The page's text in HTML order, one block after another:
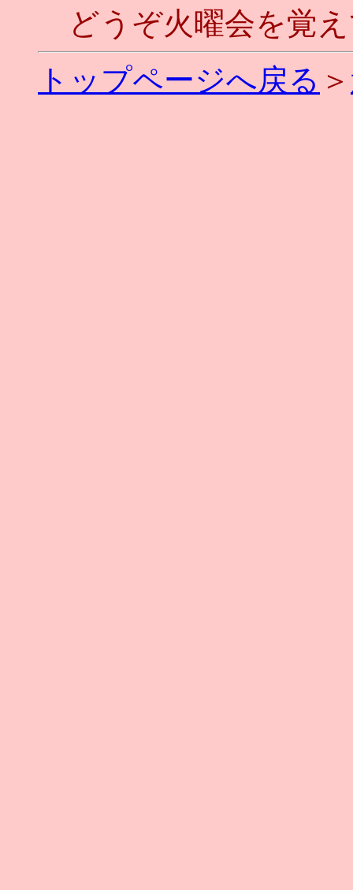
どうぞ火曜会を覚
トップページへ戻る ＞